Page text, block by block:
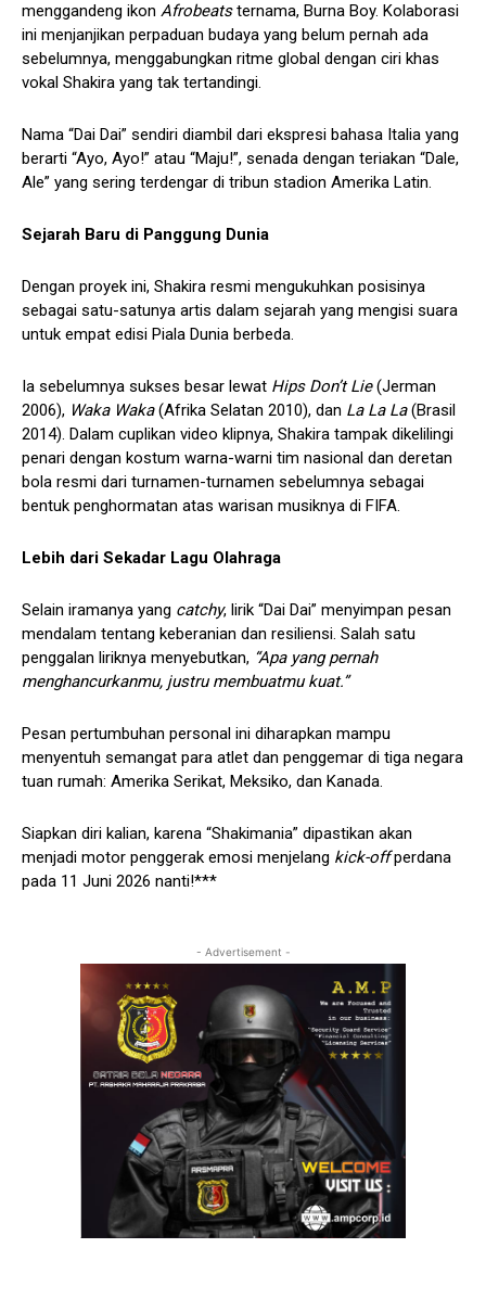
menggandeng ikon Afrobeatsternama, Burna Boy. Kolaborasi
ini menjanjikan perpaduan budaya yang belum pernah ada
sebelumnya, menggabungkan ritme global dengan ciri khas
vokal Shakira yang tak tertandingi.
Nama “Dai Dai” sendiri diambil dari ekspresi bahasa Italia yang
berarti “Ayo, Ayo!” atau “Maju!”, senada dengan teriakan “Dale,
Ale” yang sering terdengar di tribun stadion Amerika Latin.
Sejarah Baru di Panggung Dunia
Dengan proyek ini, Shakira resmi mengukuhkan posisinya
sebagai satu-satunya artis dalam sejarah yang mengisi suara
untuk empat edisi Piala Dunia berbeda.
Ia sebelumnya sukses besar lewat Hips Don’t Lie(Jerman
2006), Waka Waka(Afrika Selatan 2010), dan La La La(Brasil
2014). Dalam cuplikan video klipnya, Shakira tampak dikelilingi
penari dengan kostum warna-warni tim nasional dan deretan
bola resmi dari turnamen-turnamen sebelumnya sebagai
bentuk penghormatan atas warisan musiknya di FIFA.
Lebih dari Sekadar Lagu Olahraga
Selain iramanya yang catchy, lirik “Dai Dai” menyimpan pesan
mendalam tentang keberanian dan resiliensi. Salah satu
penggalan liriknya menyebutkan, “Apa yang pernah
menghancurkanmu, justru membuatmu kuat.”
Pesan pertumbuhan personal ini diharapkan mampu
menyentuh semangat para atlet dan penggemar di tiga negara
tuan rumah: Amerika Serikat, Meksiko, dan Kanada.
Siapkan diri kalian, karena “Shakimania” dipastikan akan
menjadi motor penggerak emosi menjelang kick-offperdana
pada 11 Juni 2026 nanti!***
- Advertisement -